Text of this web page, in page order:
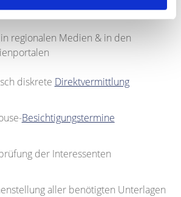
Interessentenkartei
regionalen Medien & in den
diskrete Direktvermittlung
Besichtigungstermine
der Interessenten
aller benötigten Unterlagen